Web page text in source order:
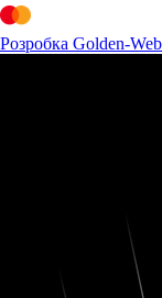
Розробка Golden-